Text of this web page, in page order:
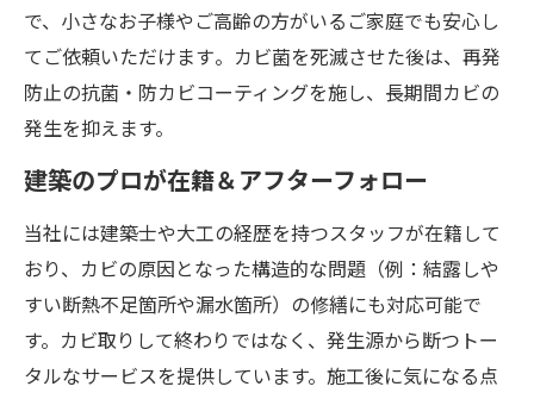
で、小さなお子様やご高齢の方がいるご家庭でも安心し
てご依頼いただけます​。カビ菌を死滅させた後は、再発
防止の抗菌・防カビコーティングを施し、長期間カビの
発生を抑えます。
建築のプロが在籍＆アフターフォロー
当社には建築士や大工の経歴を持つスタッフが在籍して
おり、カビの原因となった構造的な問題（例：結露しや
すい断熱不足箇所や漏水箇所）の修繕にも対応可能で
す。カビ取りして終わりではなく、発生源から断つトー
タルなサービスを提供しています。施工後に気になる点